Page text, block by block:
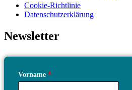
Cookie-Richtlinie
Datenschutzerklärung
Newsletter
Vorname *